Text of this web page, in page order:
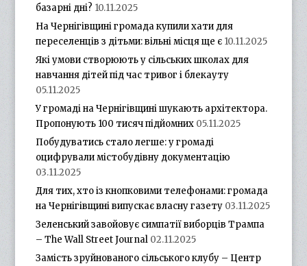
базарні дні? 10.11.2025
На Чернігівщині громада купили хати для
переселенців з дітьми: вільні місця ще є 10.11.2025
Які умови створюють у сільських школах для
навчання дітей під час тривог і блекауту
05.11.2025
У громаді на Чернігівщині шукають архітектора.
Пропонують 100 тисяч підйомних 05.11.2025
Побудуватись стало легше: у громаді
оцифрували містобудівну документацію
03.11.2025
Для тих, хто із кнопковими телефонами: громада
на Чернігівщині випускає власну газету 03.11.2025
Зеленський завойовує симпатії виборців Трампа
– The Wall Street Journal 02.11.2025
Замість зруйнованого сільського клубу – Центр